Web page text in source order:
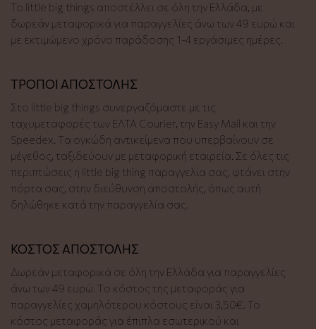
Το little big things αποστέλλει σε όλη την Ελλάδα, με
δωρεάν μεταφορικά για παραγγελίες άνω των 49 ευρώ και
με εκτιμώμενο χρόνο παράδοσης 1-4 εργάσιμες ημέρες.
ΤΡΟΠΟΙ ΑΠΟΣΤΟΛΗΣ
Στο little big things συνεργαζόμαστε με τις
ταχυμεταφορές των ΕΛΤΑ Courier, την Easy Mail και την
Speedex. Tα ογκώδη αντικείμενα που υπερβαίνουν σε
μέγεθος, ταξιδεύουν με μεταφορική εταιρεία. Σε όλες τις
περιπτώσεις η little big thing παραγγελία σας, φτάνει στην
πόρτα σας, στην διεύθυνση αποστολής, όπως αυτή
δηλώθηκε κατά την παραγγελία σας.
ΚΟΣΤΟΣ ΑΠΟΣΤΟΛΗΣ
Δωρεάν μεταφορικά σε όλη την Ελλάδα για παραγγελίες
άνω των 49 ευρώ. Tο κόστος της μεταφοράς για
παραγγελίες χαμηλότερου κόστους είναι 3,50€. Το
κόστος μεταφοράς για έπιπλα εσωτερικού και